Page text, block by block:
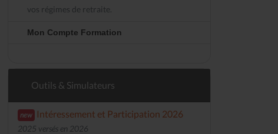
vos régimes de retraite.
Mon Compte Formation
Outils & Simulateurs
new Intéressement et Participation 2026
2025 versés en 2026